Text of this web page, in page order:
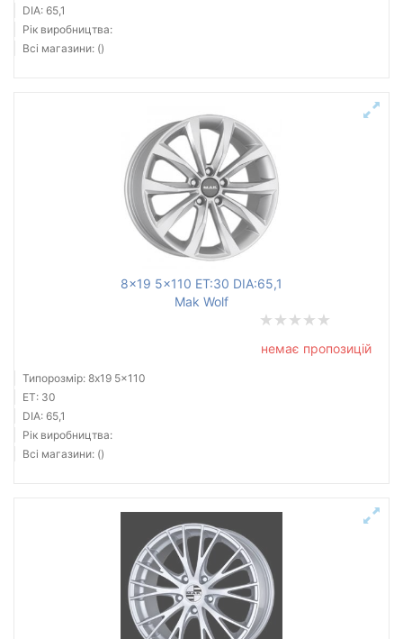
DIA: 65,1
Рік виробництва:
Всі магазини: ()
8x19 5x110 ET:30 DIA:65,1
Mak Wolf
немає пропозицій
Типорозмір: 8x19 5x110
ET: 30
DIA: 65,1
Рік виробництва:
Всі магазини: ()